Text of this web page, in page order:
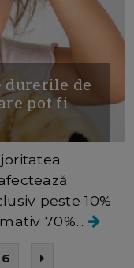
durerile de
pot fi
peste 10%
70%...
6